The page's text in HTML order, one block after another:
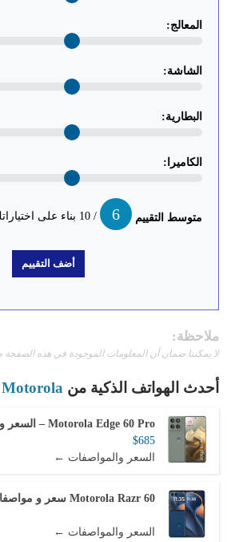
المعالج:
الشاشة:
البطارية:
الكاميرا:
متوسط التقييم 6 / 10 بناء على اختياراتك
ملاحظة:
لا يمكننا ضمان أن المعلومات الموجودة في هذه الصفحة
أحدث الهواتف الذكية من Motorola
Motorola Edge 60 Pro – السعر ومواصفاته
$685
السعر والمواصفات ←
Motorola Razr 60 سعر و مواصفات / عيوب و مميزات
السعر والمواصفات ←